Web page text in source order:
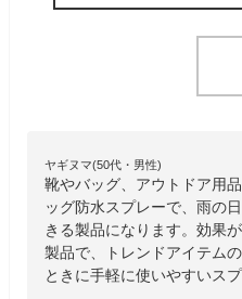
ヤギヌマ(50代・男性)
靴やバッグ、アウトドア用
ッグ防水スプレーで、雨の
きる製品になります。効果
製品で、トレンドアイテム
ときに手軽に使いやすいスプ